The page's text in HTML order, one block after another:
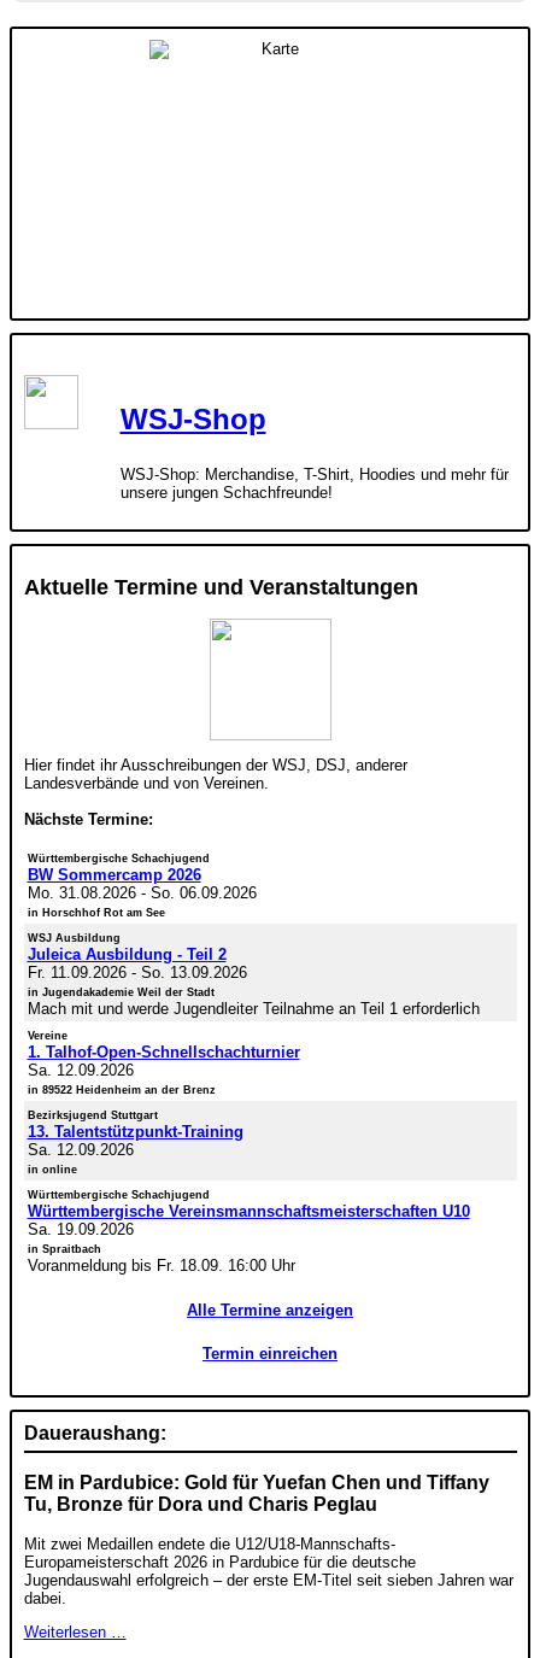
WSJ-Shop
WSJ-Shop: Merchandise, T-Shirt, Hoodies und mehr für
unsere jungen Schachfreunde!
Aktuelle Termine und Veranstaltungen
Hier findet ihr Ausschreibungen der WSJ, DSJ, anderer
Landesverbände und von Vereinen.
Nächste Termine:
Württembergische Schachjugend
BW Sommercamp 2026
Mo. 31.08.2026- So. 06.09.2026
in Horschhof Rot am See
WSJ Ausbildung
Juleica Ausbildung - Teil 2
Fr. 11.09.2026- So. 13.09.2026
in Jugendakademie Weil der Stadt
Mach mit und werde Jugendleiter Teilnahme an Teil 1 erforderlich
Vereine
1. Talhof-Open-Schnellschachturnier
Sa. 12.09.2026
in 89522 Heidenheim an der Brenz
Bezirksjugend Stuttgart
13. Talentstützpunkt-Training
Sa. 12.09.2026
in online
Württembergische Schachjugend
Württembergische Vereinsmannschaftsmeisterschaften U10
Sa. 19.09.2026
in Spraitbach
Voranmeldung bis Fr. 18.09. 16:00 Uhr
Alle Termine anzeigen
Termin einreichen
Daueraushang:
EM in Pardubice: Gold für Yuefan Chen und Tiffany
Tu, Bronze für Dora und Charis Peglau
Mit zwei Medaillen endete die U12/U18-Mannschafts-
Europameisterschaft 2026 in Pardubice für die deutsche
Jugendauswahl erfolgreich – der erste EM-Titel seit sieben Jahren war
dabei.
Weiterlesen …